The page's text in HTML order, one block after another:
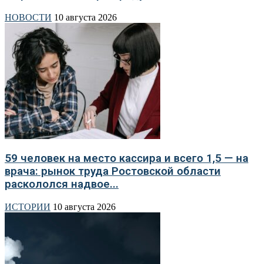
НОВОСТИ 10 августа 2026
59 человек на место кассира и всего 1,5 — на
врача: рынок труда Ростовской области
раскололся надвое...
ИСТОРИИ 10 августа 2026